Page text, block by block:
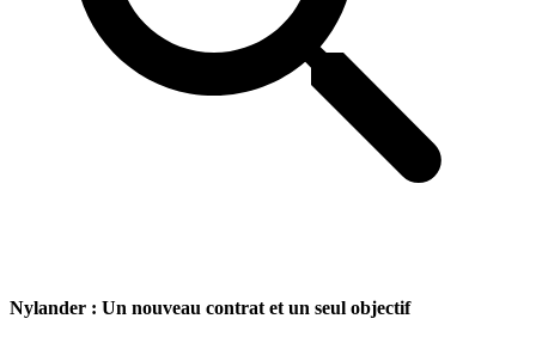
Nylander : Un nouveau contrat et un seul objectif